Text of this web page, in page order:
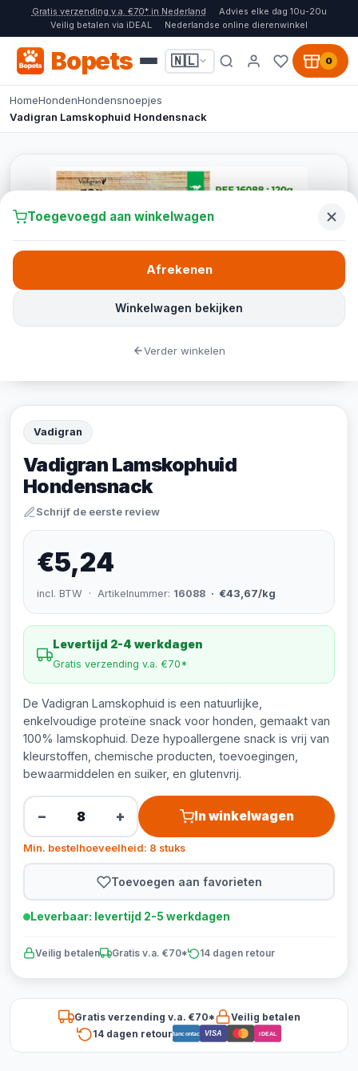
Gratis verzending v.a. €70* in Nederland
Advies elke dag 10u-20u
Veilig betalen via iDEAL
Nederlandse online dierenwinkel
Bopets 🇳🇱 0
HomeHondenHondensnoepjes
Vadigran Lamskophuid Hondensnack
Vadigran
Vadigran Lamskophuid
Hondensnack
Schrijf de eerste review
€5,24
incl. BTW · Artikelnummer: 16088 · €43,67/kg
Levertijd 2-4 werkdagen
Gratis verzending v.a. €70*
De Vadigran Lamskophuid is een natuurlijke,
enkelvoudige proteïne snack voor honden, gemaakt van
100% lamskophuid. Deze hypoallergene snack is vrij van
kleurstoffen, chemische producten, toevoegingen,
bewaarmiddelen en suiker, en glutenvrij.
− + In winkelwagen
Min. bestelhoeveelheid: 8 stuks
Toevoegen aan favorieten
Leverbaar: levertijd 2-5 werkdagen
Veilig betalen Gratis v.a. €70* 14 dagen retour
Gratis verzending v.a. €70*
Veilig betalen
14 dagen retourBancontact VISA iDEAL
Toegevoegd aan winkelwagen
Winkelwagen bekijken
Afrekenen
Verder winkelen